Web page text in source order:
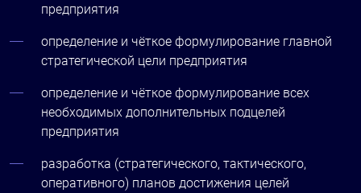
предприятия
определение и чёткое формулирование главной
стратегической цели предприятия
определение и чёткое формулирование всех
необходимых дополнительных подцелей
предприятия
разработка (стратегического, тактического,
оперативного) планов достижения целей